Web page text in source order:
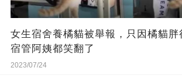
女生宿舍養橘貓被舉報，只因橘貓胖
宿管阿姨都笑翻了
2023/07/24